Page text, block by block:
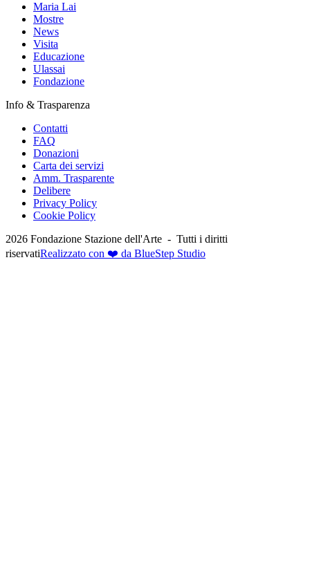
Maria Lai
Mostre
News
Visita
Educazione
Ulassai
Fondazione
Info & Trasparenza
Contatti
FAQ
Donazioni
Carta dei servizi
Amm. Trasparente
Delibere
Privacy Policy
Cookie Policy
2026 Fondazione Stazione dell'Arte - Tutti i diritti
riservatiRealizzato con ❤️ da BlueStep Studio